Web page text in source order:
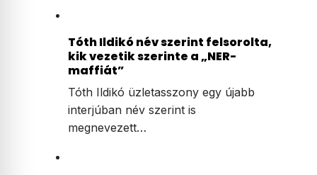
Tóth Ildikó név szerint felsorolta,
kik vezetik szerinte a „NER-
maffiát”
Tóth Ildikó üzletasszony egy újabb
interjúban név szerint is
megnevezett…